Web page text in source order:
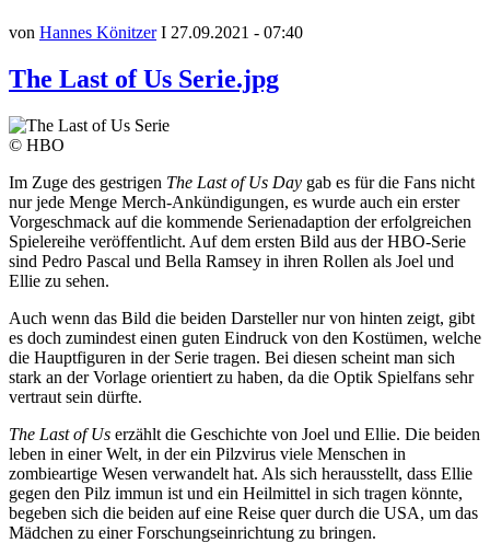
von Hannes KönitzerI 27.09.2021 - 07:40
The Last of Us Serie.jpg
© HBO
Im Zuge des gestrigen The Last of Us Day gab es für die Fans nicht
nur jede Menge Merch-Ankündigungen, es wurde auch ein erster
Vorgeschmack auf die kommende Serienadaption der erfolgreichen
Spielereihe veröffentlicht. Auf dem ersten Bild aus der HBO-Serie
sind Pedro Pascal und Bella Ramsey in ihren Rollen als Joel und
Ellie zu sehen.
Auch wenn das Bild die beiden Darsteller nur von hinten zeigt, gibt
es doch zumindest einen guten Eindruck von den Kostümen, welche
die Hauptfiguren in der Serie tragen. Bei diesen scheint man sich
stark an der Vorlage orientiert zu haben, da die Optik Spielfans sehr
vertraut sein dürfte.
The Last of Us erzählt die Geschichte von Joel und Ellie. Die beiden
leben in einer Welt, in der ein Pilzvirus viele Menschen in
zombieartige Wesen verwandelt hat. Als sich herausstellt, dass Ellie
gegen den Pilz immun ist und ein Heilmittel in sich tragen könnte,
begeben sich die beiden auf eine Reise quer durch die USA, um das
Mädchen zu einer Forschungseinrichtung zu bringen.